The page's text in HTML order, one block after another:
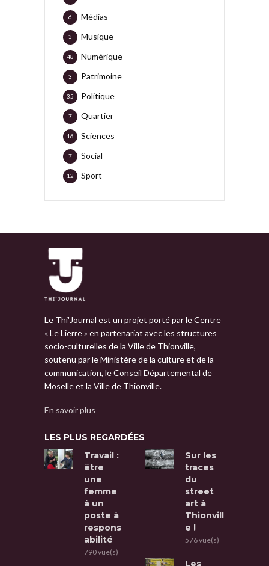
Médias
6
Musique
3
Numérique
48
Patrimoine
3
Politique
35
Quartier
7
Sciences
16
Social
7
Sport
12
Le Thi'Journal est un projet porté par le Centre
« Le Lierre » en partenariat avec les structures
socio-culturelles de la Ville de Thionville,
soutenu par le Ministère de la culture et de la
communication, le Conseil Départemental de
Moselle et la Ville de Thionville.
En savoir plus
LES PLUS REGARDÉES
Travail :
être
une
femme
à un
poste à
respons
abilité
790 vue(s)
Sur les
traces
du
street
art à
Thionvill
e !
576 vue(s)
Les